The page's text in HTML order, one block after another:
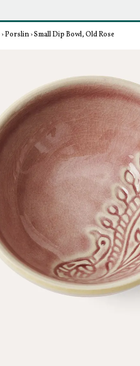
›Porslin›Small Dip Bowl, Old Rose